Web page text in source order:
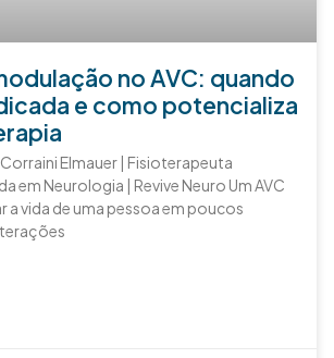
no AVC: quando
e como potencializa
Elmauer | Fisioterapeuta
em Neurologia | Revive Neuro Um AVC
a vida de uma pessoa em poucos